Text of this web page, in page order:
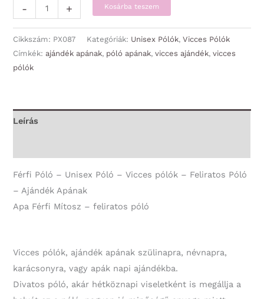
-
Pólók
-
Apa
Férfi
Unisex
Napi
Ajándék
-
mennyiség
+ Kosárba teszem
Cikkszám: PX087 Kategóriák: Unisex Pólók,Vicces Pólók
Címkék:ajándék apának, póló apának,vicces ajándék,vicces
pólók
Leírás
Férfi Póló – Unisex Póló – Vicces pólók – Feliratos Póló
– Ajándék Apának
Apa Férfi Mítosz – feliratos póló
Vicces pólók, ajándék apának szülinapra, névnapra,
karácsonyra, vagy apák napi ajándékba.
Divatos póló, akár hétköznapi viseletként is megállja a